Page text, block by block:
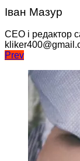
Іван Мазур
CEO і редактор
Навігація
записів
Prev